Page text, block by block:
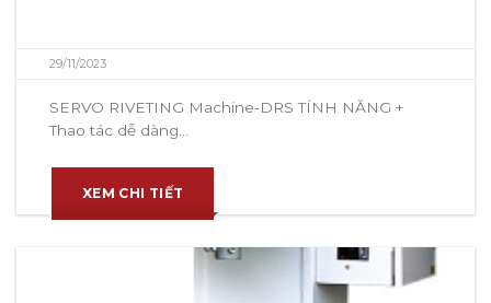
29/11/2023
SERVO RIVETING Machine-DRS TÍNH NĂNG +
Thao tác dễ dàng...
XEM CHI TIẾT